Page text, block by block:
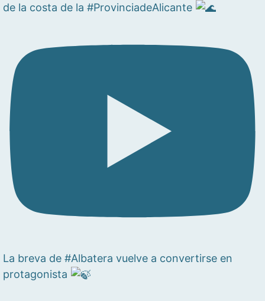
de la costa de la #ProvinciadeAlicante
La breva de #Albatera vuelve a convertirse en
protagonista